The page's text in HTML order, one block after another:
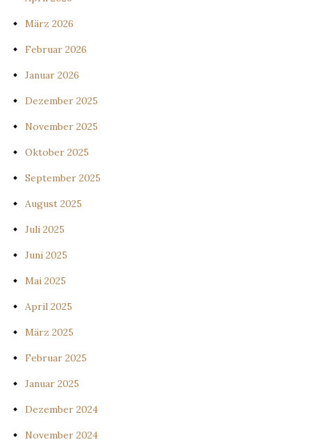
März 2026
Februar 2026
Januar 2026
Dezember 2025
November 2025
Oktober 2025
September 2025
August 2025
Juli 2025
Juni 2025
Mai 2025
April 2025
März 2025
Februar 2025
Januar 2025
Dezember 2024
November 2024